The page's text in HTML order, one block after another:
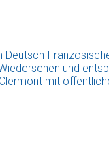
und
mit